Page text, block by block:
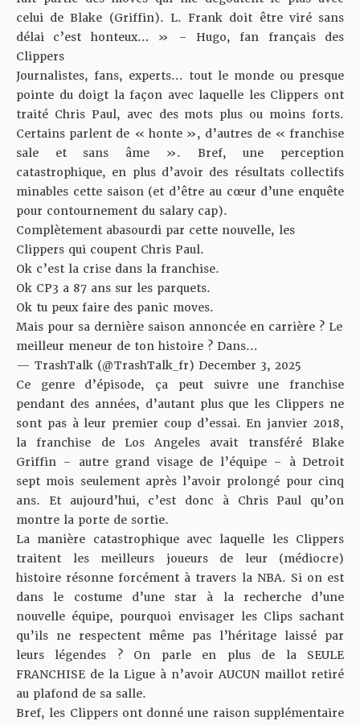
celui de Blake (Griffin). L. Frank doit être viré sans
délai c’est honteux… » – Hugo, fan français des
Clippers
Journalistes, fans, experts… tout le monde ou presque
pointe du doigt la façon avec laquelle les Clippers ont
traité Chris Paul, avec des mots plus ou moins forts.
Certains parlent de « honte », d’autres de « franchise
sale et sans âme ». Bref, une perception
catastrophique, en plus d’avoir des résultats collectifs
minables cette saison (et d’être au cœur d’une enquête
pour contournement du salary cap).
Complètement abasourdi par cette nouvelle, les
Clippers qui coupent Chris Paul.
Ok c’est la crise dans la franchise.
Ok CP3 a 87 ans sur les parquets.
Ok tu peux faire des panic moves.
Mais pour sa dernière saison annoncée en carrière ? Le
meilleur meneur de ton histoire ? Dans…
— TrashTalk (@TrashTalk_fr) December 3, 2025
Ce genre d’épisode, ça peut suivre une franchise
pendant des années, d’autant plus que les Clippers ne
sont pas à leur premier coup d’essai. En janvier 2018,
la franchise de Los Angeles avait transféré Blake
Griffin – autre grand visage de l’équipe – à Detroit
sept mois seulement après l’avoir prolongé pour cinq
ans. Et aujourd’hui, c’est donc à Chris Paul qu’on
montre la porte de sortie.
La manière catastrophique avec laquelle les Clippers
traitent les meilleurs joueurs de leur (médiocre)
histoire résonne forcément à travers la NBA. Si on est
dans le costume d’une star à la recherche d’une
nouvelle équipe, pourquoi envisager les Clips sachant
qu’ils ne respectent même pas l’héritage laissé par
leurs légendes ? On parle en plus de la SEULE
FRANCHISE de la Ligue à n’avoir AUCUN maillot retiré
au plafond de sa salle.
Bref, les Clippers ont donné une raison supplémentaire